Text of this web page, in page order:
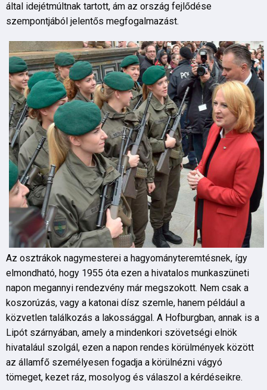
által idejétmúltnak tartott, ám az ország fejlődése
szempontjából jelentős megfogalmazást.
Az osztrákok nagymesterei a hagyományteremtésnek, így
elmondható, hogy 1955 óta ezen a hivatalos munkaszüneti
napon megannyi rendezvény már megszokott. Nem csak a
koszorúzás, vagy a katonai dísz szemle, hanem például a
közvetlen találkozás a lakossággal. A Hofburgban, annak is a
Lipót szárnyában, amely a mindenkori szövetségi elnök
hivatalául szolgál, ezen a napon rendes körülmények között
az államfő személyesen fogadja a körülnézni vágyó
tömeget, kezet ráz, mosolyog és válaszol a kérdéseikre.